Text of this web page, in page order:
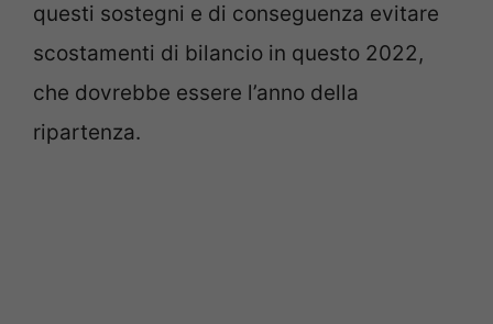
questi sostegni e di conseguenza evitare
scostamenti di bilancio in questo 2022,
che dovrebbe essere l’anno della
ripartenza.